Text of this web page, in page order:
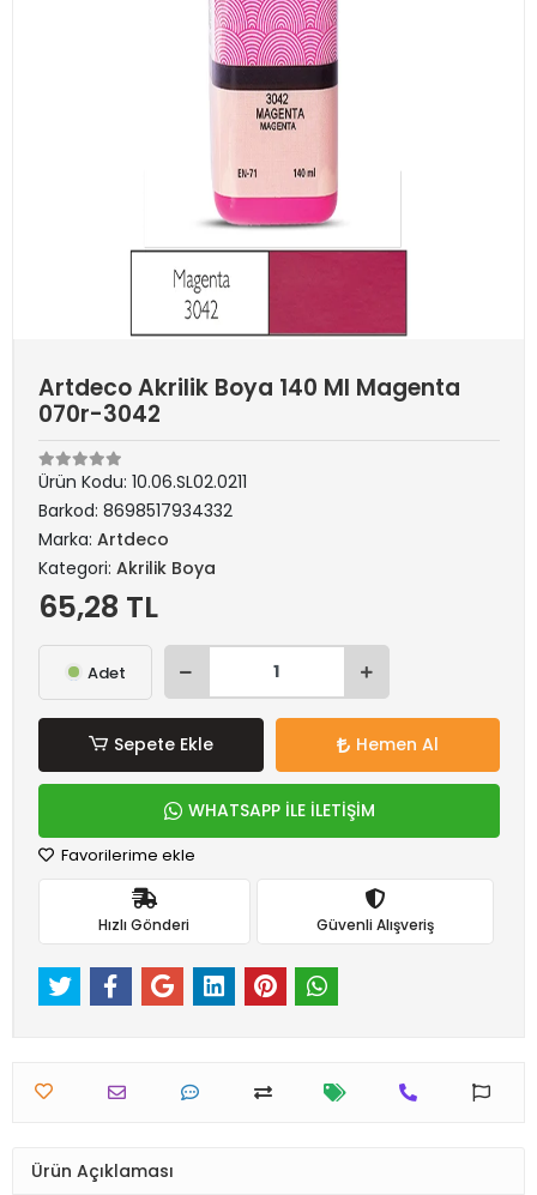
Artdeco Akrilik Boya 140 Ml Magenta
070r-3042
Ürün Kodu: 10.06.SL02.0211
Barkod: 8698517934332
Marka: Artdeco
Kategori: Akrilik Boya
65,28 TL
Adet
Sepete Ekle Hemen Al
WHATSAPP İLE İLETİŞİM
Favorilerime ekle
Hızlı Gönderi Güvenli Alışveriş
Ürün Açıklaması